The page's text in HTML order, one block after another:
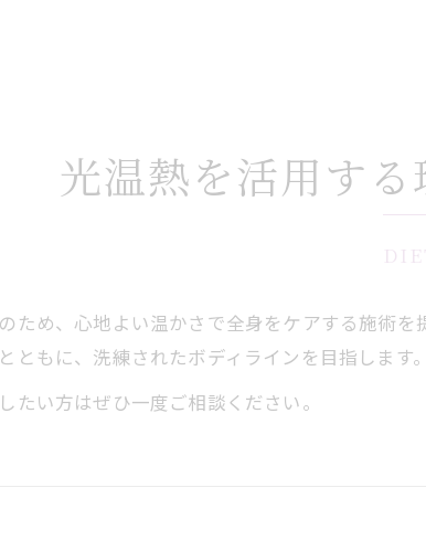
光温熱を活用す
ため、心地よい温かさで全身をケアする施術
ともに、洗練されたボディラインを目指しま
たい方はぜひ一度ご相談ください。